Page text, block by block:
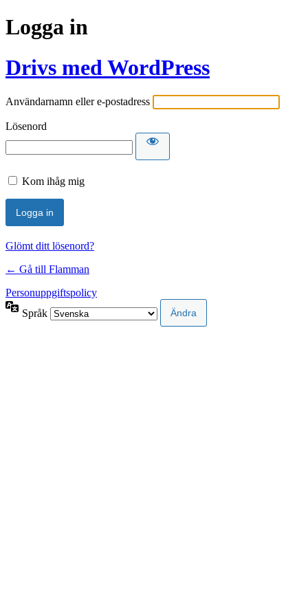
Logga in
Drivs med WordPress
Användarnamn eller e-postadress
Lösenord
Kom ihåg mig
Glömt ditt lösenord?
← Gå till Flamman
Personuppgiftspolicy
Språk